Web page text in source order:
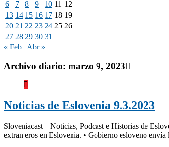
6
7 8 9 10 11 12
13 14 15 16 17 18 19
20 21 22 23 24 25 26
27 28 29 30 31
« Feb
Abr »
Archivo diario: marzo 9, 2023
Noticias de Eslovenia 9.3.2023
Sloveniacast – Noticias, Podcast e Historias de
extranjeros en Eslovenia. • Gobierno esloveno envía